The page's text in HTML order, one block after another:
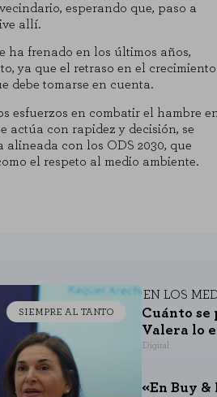
esperando que, paso a
allí.
ha frenado en los últimos años,
ya que el retraso en el crecimiento
debe tomarse en cuenta.
esfuerzos en combatir el hambre en
actúa con rapidez y decisión, se
con los ODS 2030, que
el respeto al medio ambiente.
SIEMPRE AL TANTO
EN LOS
Cuánto
Valera lo
Digital
«En Buy
RECHAZAR TODO
pueden desactivar en nuestros
sitio no funcionarán. Estas cookies no
al pie de la página. También puedes